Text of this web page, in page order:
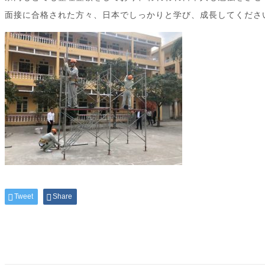
面接に合格された方々、日本でしっかりと学び、成長してくださ
Tweet Share